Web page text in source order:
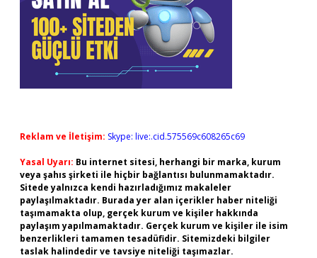
Reklam ve İletişim: Skype: live:.cid.575569c608265c69
Yasal Uyarı: Bu internet sitesi, herhangi bir marka, kurum
veya şahıs şirketi ile hiçbir bağlantısı bulunmamaktadır.
Sitede yalnızca kendi hazırladığımız makaleler
paylaşılmaktadır. Burada yer alan içerikler haber niteliği
taşımamakta olup, gerçek kurum ve kişiler hakkında
paylaşım yapılmamaktadır. Gerçek kurum ve kişiler ile isim
benzerlikleri tamamen tesadüfidir. Sitemizdeki bilgiler
taslak halindedir ve tavsiye niteliği taşımazlar.